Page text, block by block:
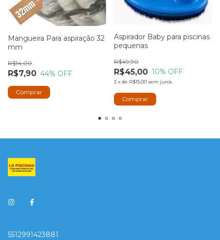
Mangueira Para aspiração 32
mm
R$7,90
R$14,00
44% OFF
Comprar
Aspirador Baby para piscinas
pequenas
R$45,00
R$49,90
10% OFF
3 x de R$15,00 sem juros
5512991423881